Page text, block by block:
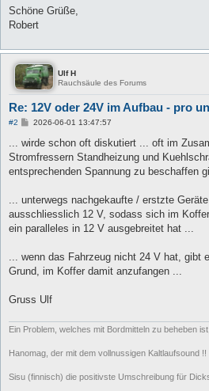
Schöne Grüße,
Robert
Ulf H
Rauchsäule des Forums
Re: 12V oder 24V im Aufbau - pro
#2
B
i
r
a
g
2026-06-01 13:47:57
... wirde schon oft diskutiert ... oft im
Stromfressern Standheizung und
entsprechenden Spannung zu beschaffen
... unterwegs nachgekaufte / erstzte
ausschliesslich 12 V, sodass sich im
ein paralleles in 12 V ausgebreitet hat ...
... wenn das Fahrzeug nicht 24 V hat, gibt
Grund, im Koffer damit anzufangen ...
Gruss Ulf
Ein Problem, welches mit Bordmitteln zu beheben
Hanomag, der mit dem vollnussigen Kaltlaufsound !!
Sisu (finnisch) die positivste Umschreibung für